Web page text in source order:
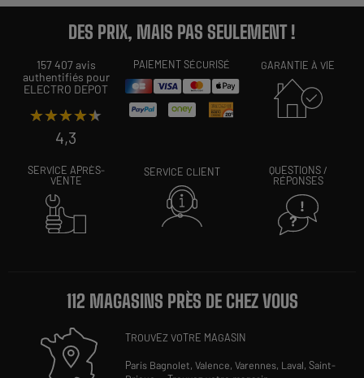
DES PRIX, MAIS PAS SEULEMENT !
157 407 avis
authentifiés pour
ELECTRO DEPOT
★★★★★
★★★★★
4,3
PAIEMENT SÉCURISÉ GARANTIE À VIE
SERVICE APRÈS-
VENTE
SERVICE CLIENT
QUESTIONS /
RÉPONSES
112 MAGASINS PRÈS DE CHEZ VOUS
TROUVEZ VOTRE MAGASIN
Paris Bagnolet,Valence,Varennes, Laval,Saint-